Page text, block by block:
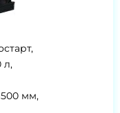
л,
мм,